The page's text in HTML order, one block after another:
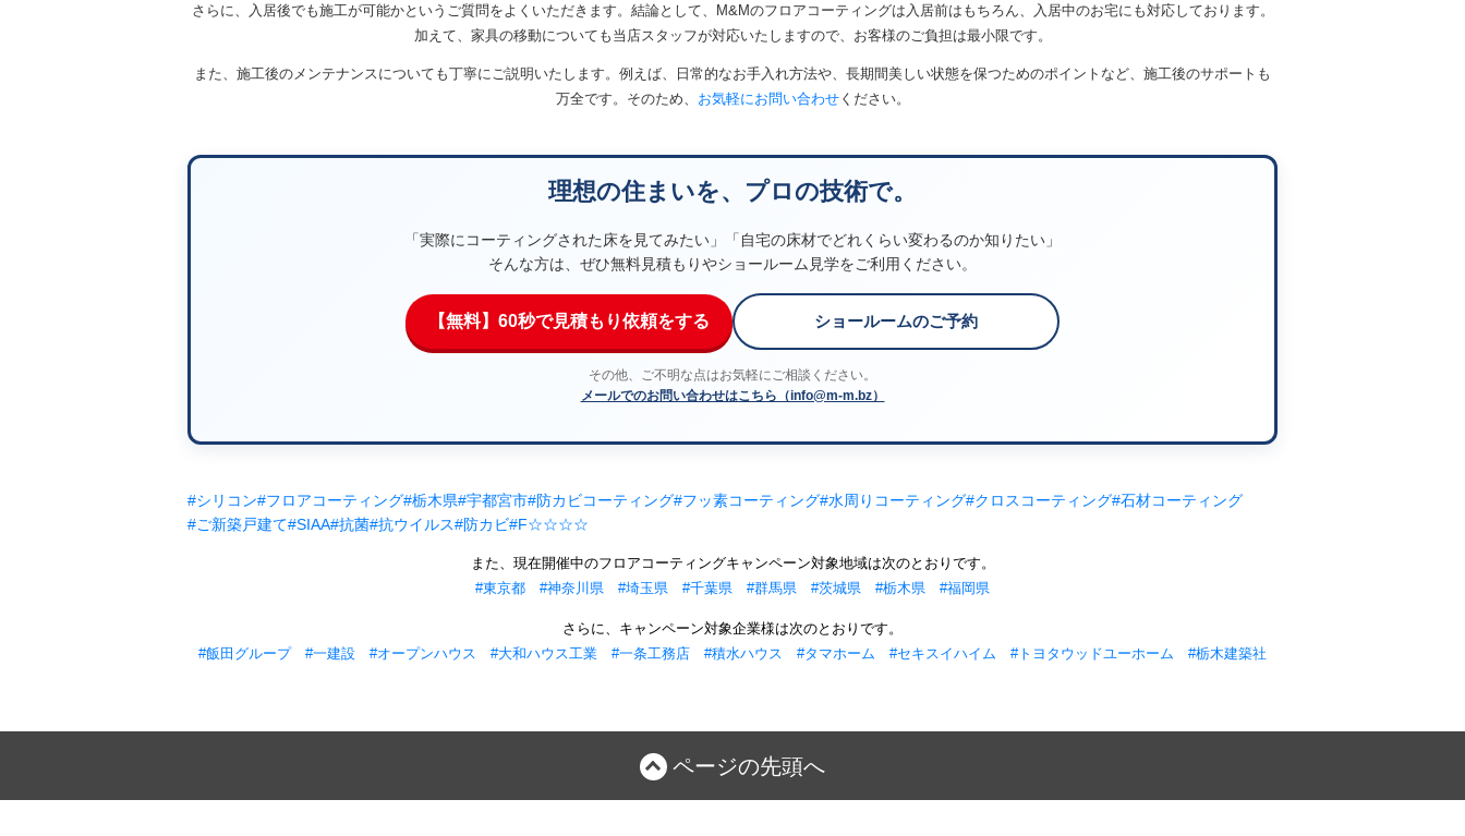
さらに、入居後でも施工が可能かというご質問をよくいただきます。結論として、M&Mのフロアコーティングは入居前はもちろん、入居中のお宅にも対応しております。
加えて、家具の移動についても当店スタッフが対応いたしますので、お客様のご負担は最小限です。
また、施工後のメンテナンスについても丁寧にご説明いたします。例えば、日常的なお手入れ方法や、長期間美しい状態を保つためのポイントなど、施工後のサポートも
万全です。そのため、 お気軽にお問い合わせください。
理想の住まいを、プロの技術で。
「実際にコーティングされた床を見てみたい」「自宅の床材でどれくらい変わるのか知りたい」
そんな方は、ぜひ無料見積もりやショールーム見学をご利用ください。
【無料】60秒で見積もり依頼をする ショールームのご予約
その他、ご不明な点はお気軽にご相談ください。
メールでのお問い合わせはこちら（info@m-m.bz）
#シリコン#フロアコーティング#栃木県#宇都宮市#防カビコーティング#フッ素コーティング#水周りコーティング#クロスコーティング#石材コーティング
#ご新築戸建て#SIAA#抗菌#抗ウイルス#防カビ#F☆☆☆☆
また、現在開催中のフロアコーティングキャンペーン対象地域は次のとおりです。
#東京都
#神奈川県 #埼玉県 #千葉県 #群馬県 #茨城県 #栃木県 #福岡県
さらに、キャンペーン対象企業様は次のとおりです。
#飯田グループ
#一建設 #オープンハウス #大和ハウス工業 #一条工務店 #積水ハウス #タマホーム #セキスイハイム #トヨタウッドユーホーム #栃木建築社
ページの先頭へ